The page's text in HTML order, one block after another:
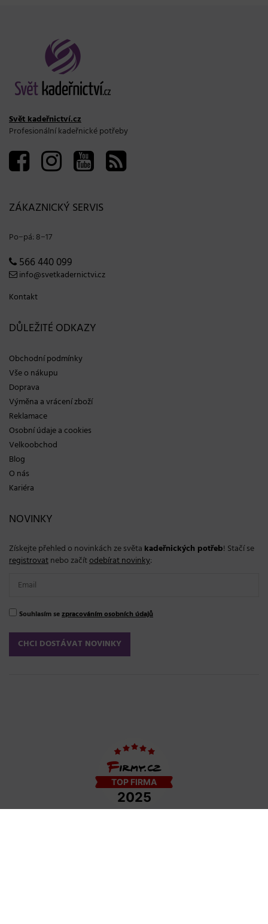
Svět kadeřnictví.cz
Profesionální kadeřnické potřeby
ZÁKAZNICKÝ SERVIS
Po−pá: 8−17
566 440 099
info@svetkadernictvi.cz
Kontakt
DŮLEŽITÉ ODKAZY
Obchodní podmínky
Vše o nákupu
Doprava
Výměna a vrácení zboží
Reklamace
Osobní údaje a cookies
Velkoobchod
Blog
O nás
Kariéra
NOVINKY
Získejte přehled o novinkách ze světa kadeřnických potřeb! Stačí se
registrovatnebo začítodebírat novinky:
Souhlasím sezpracováním osobních údajů